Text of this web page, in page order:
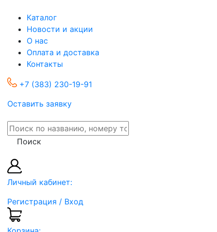
Каталог
Новости и акции
О нас
Оплата и доставка
Контакты
+7 (383) 230-19-91
Оставить заявку
Поиск
Личный кабинет:
Регистрация / Вход